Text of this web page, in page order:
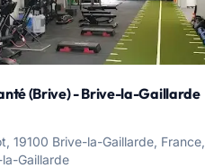
(Brive) - Brive-la-Gaillarde
19100 Brive-la-Gaillarde, France,
Gaillarde